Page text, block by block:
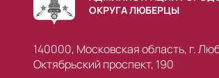
ОКРУГА ЛЮБЕРЦЫ
140000, Московская область, г.
Октябрьский проспект, 190